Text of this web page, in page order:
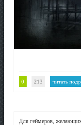
...
0 213 читать
Для геймеров, желающих